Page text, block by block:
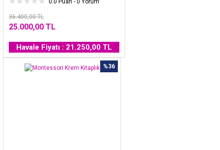
36.400,00 TL
25.000,00 TL
Havale Fiyatı : 21.250,00 TL
%36